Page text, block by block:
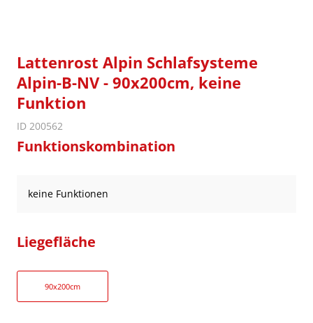
Lattenrost Alpin Schlafsysteme
Alpin-B-NV - 90x200cm, keine
Funktion
ID 200562
Funktionskombination
keine Funktionen
Liegefläche
90x200cm